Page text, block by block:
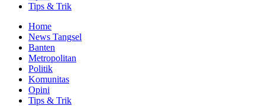
Tips & Trik
Home
News Tangsel
Banten
Metropolitan
Politik
Komunitas
Opini
Tips & Trik